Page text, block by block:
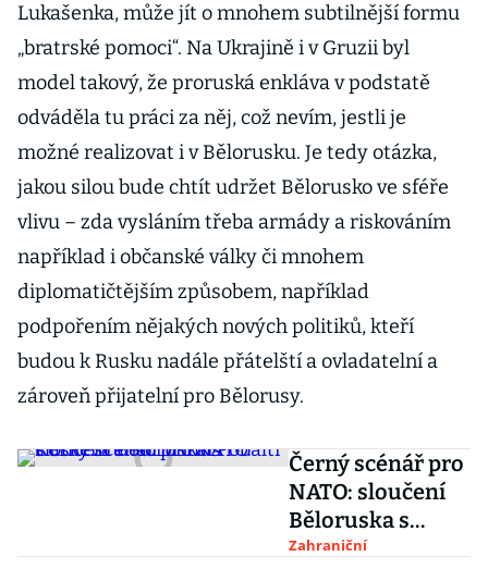
Lukašenka, může jít o mnohem subtilnější formu
„bratrské pomoci“. Na Ukrajině i v Gruzii byl
model takový, že proruská enkláva v podstatě
odváděla tu práci za něj, což nevím, jestli je
možné realizovat i v Bělorusku. Je tedy otázka,
jakou silou bude chtít udržet Bělorusko ve sféře
vlivu – zda vysláním třeba armády a riskováním
například i občanské války či mnohem
diplomatičtějším způsobem, například
podpořením nějakých nových politiků, kteří
budou k Rusku nadále přátelští a ovladatelní a
zároveň přijatelní pro Bělorusy.
Černý scénář pro
NATO: sloučení
Běloruska s
Ruskem a
Zahraniční